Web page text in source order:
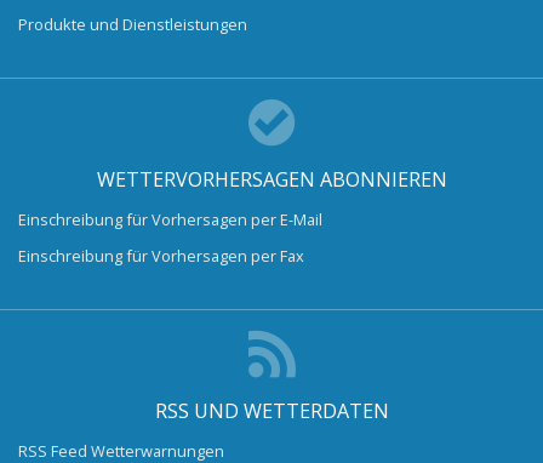
Produkte und Dienstleistungen
WETTERVORHERSAGEN ABONNIEREN
Einschreibung für Vorhersagen per E-Mail
Einschreibung für Vorhersagen per Fax
RSS UND WETTERDATEN
RSS Feed Wetterwarnungen